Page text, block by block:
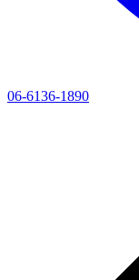
06-6136-1890